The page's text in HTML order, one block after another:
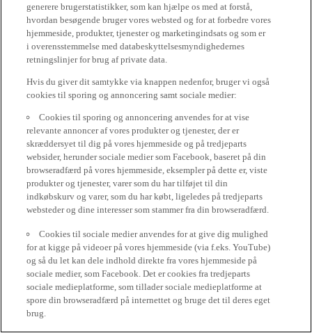
generere brugerstatistikker, som kan hjælpe os med at forstå,
hvordan besøgende bruger vores websted og for at forbedre vores
hjemmeside, produkter, tjenester og marketingindsats og som er
i overensstemmelse med databeskyttelsesmyndighedernes
retningslinjer for brug af private data.
Hvis du giver dit samtykke via knappen nedenfor, bruger vi også
cookies til sporing og annoncering samt sociale medier:
Cookies til sporing og annoncering anvendes for at vise
relevante annoncer af vores produkter og tjenester, der er
skræddersyet til dig på vores hjemmeside og på tredjeparts
websider, herunder sociale medier som Facebook, baseret på din
browseradfærd på vores hjemmeside, eksempler på dette er, viste
produkter og tjenester, varer som du har tilføjet til din
indkøbskurv og varer, som du har købt, ligeledes på tredjeparts
websteder og dine interesser som stammer fra din browseradfærd.
Cookies til sociale medier anvendes for at give dig mulighed
for at kigge på videoer på vores hjemmeside (via f.eks. YouTube)
og så du let kan dele indhold direkte fra vores hjemmeside på
sociale medier, som Facebook. Det er cookies fra tredjeparts
sociale medieplatforme, som tillader sociale medieplatforme at
spore din browseradfærd på internettet og bruge det til deres eget
brug.